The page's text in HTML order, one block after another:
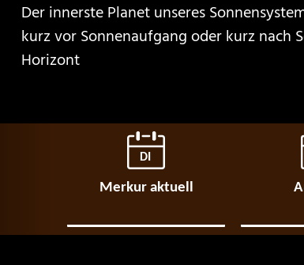
Der innerste Planet unseres
kurz vor Sonnenaufgang oder kurz nach
Horizont
DI
Merkur aktuell